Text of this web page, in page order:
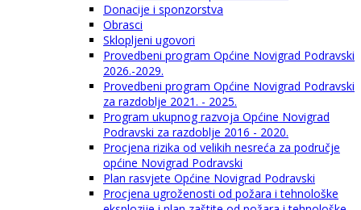
Donacije i sponzorstva
Obrasci
Sklopljeni ugovori
Provedbeni program Općine Novigrad Podravski
2026.-2029.
Provedbeni program Općine Novigrad Podravski
za razdoblje 2021. - 2025.
Program ukupnog razvoja Općine Novigrad
Podravski za razdoblje 2016 - 2020.
Procjena rizika od velikih nesreća za područje
općine Novigrad Podravski
Plan rasvjete Općine Novigrad Podravski
Procjena ugroženosti od požara i tehnološke